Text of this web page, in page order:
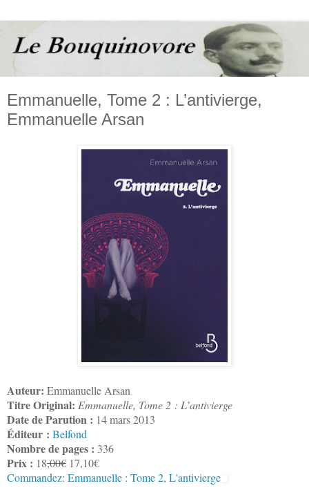
Emmanuelle, Tome 2 : L’antivierge,
Emmanuelle Arsan
Auteur: Emmanuelle Arsan
Titre Original: Emmanuelle, Tome 2 : L’antivierge
Date de Parution : 14 mars 2013
Éditeur : Belfond
Nombre de pages : 336
Prix : 18,00€ 17,10€
Commandez: Emmanuelle : Tome 2, L'antivierge